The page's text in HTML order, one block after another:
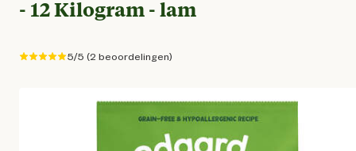
- 12 Kilogram - lam
5/5 (2 beoordelingen)